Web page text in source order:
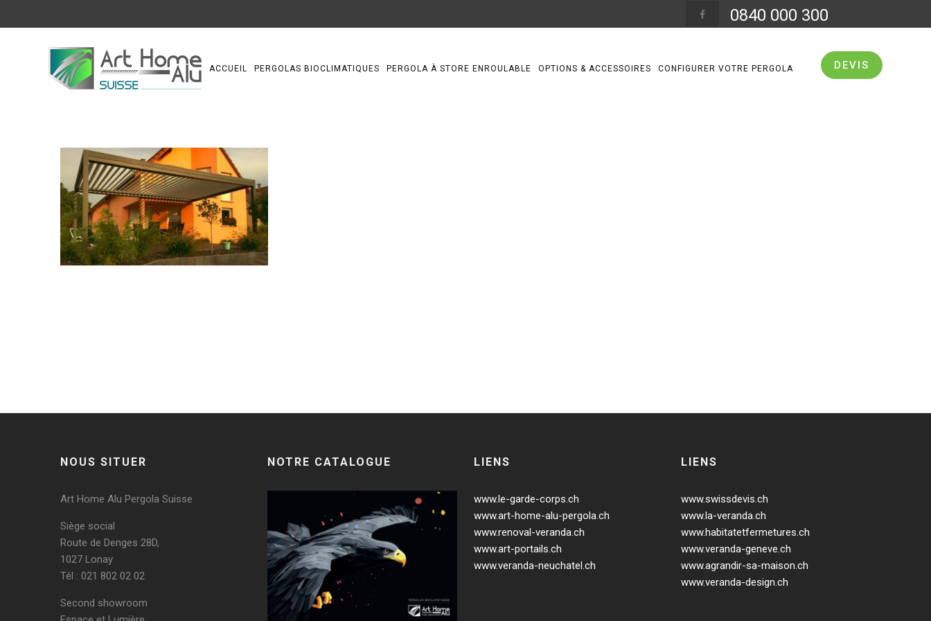
0840 000 300
DEVIS
ACCUEIL PERGOLAS BIOCLIMATIQUES PERGOLA À STORE ENROULABLE OPTIONS & ACCESSOIRES CONFIGURER VOTRE PERGOLA
NOUS SITUER
Art Home Alu Pergola Suisse
Siège social
Route de Denges 28D,
1027 Lonay
Tél : 021 802 02 02
Second showroom
NOTRE CATALOGUE LIENS
www.le-garde-corps.ch
www.art-home-alu-pergola.ch
www.renoval-veranda.ch
www.art-portails.ch
www.veranda-neuchatel.ch
LIENS
www.swissdevis.ch
www.la-veranda.ch
www.habitatetfermetures.ch
www.veranda-geneve.ch
www.agrandir-sa-maison.ch
www.veranda-design.ch